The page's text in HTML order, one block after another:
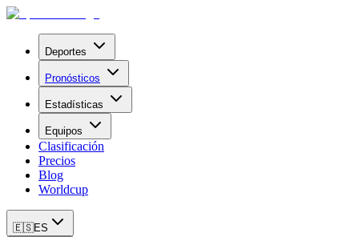
Deportes
Pronósticos
Estadísticas
Equipos
Clasificación
Precios
Blog
Worldcup
🇪🇸ES